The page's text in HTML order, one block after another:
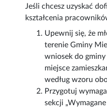
Jeśli chcesz uzyskać
kształcenia
Upewnij się, że
terenie Gminy
wniosek do gminy
miejsce
według wzoru
Przygotuj
sekcji